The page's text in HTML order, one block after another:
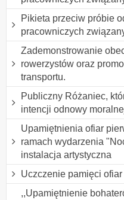
Pikieta przeciw próbie
pracowniczych
Zademonstrowanie
rowerzystów oraz
transportu.
Publiczny Różaniec,
intencji odnowy
Upamiętnienia ofiar
ramach wydarzenia
instalacja artystyczna
Uczczenie pamięci
,,Upamiętnienie